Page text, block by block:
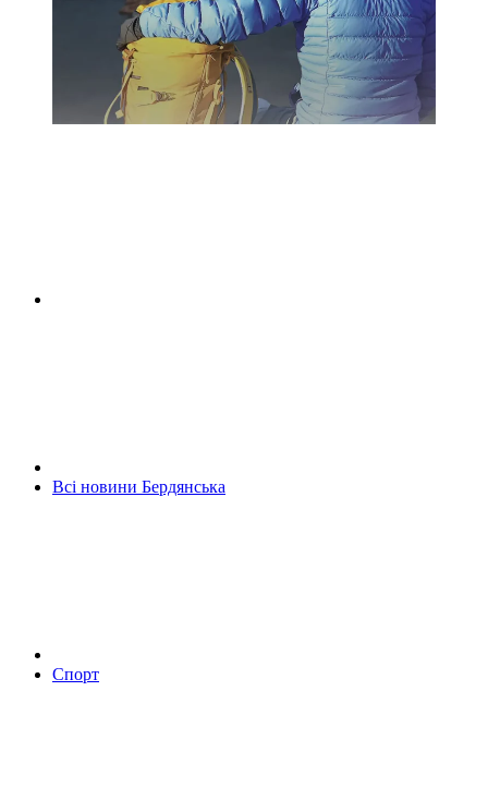
Всі новини Бердянська
Спорт